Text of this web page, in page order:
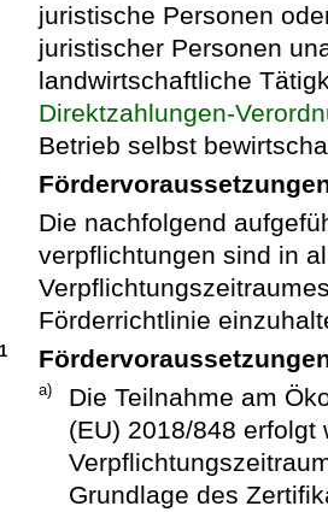
juristische Personen
juristischer Personen
landwirtschaftliche
Direktzahlungen-
Betrieb selbst
Die nachfolgend
verpflichtungen sind in
Förderrichtlinie
a)
Die Teilnahme am
(EU) 2018/848 erfolgt
Grundlage des